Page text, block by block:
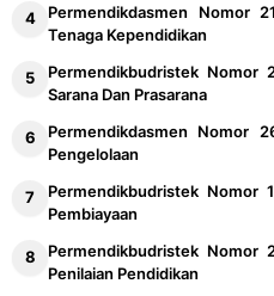
Permendikdasmen Nomor
Tenaga Kependidikan
Permendikbudristek Nomor
Sarana Dan Prasarana
Permendikdasmen Nomor
Pengelolaan
Permendikbudristek Nomor
Pembiayaan
Permendikbudristek Nomor
Penilaian Pendidikan